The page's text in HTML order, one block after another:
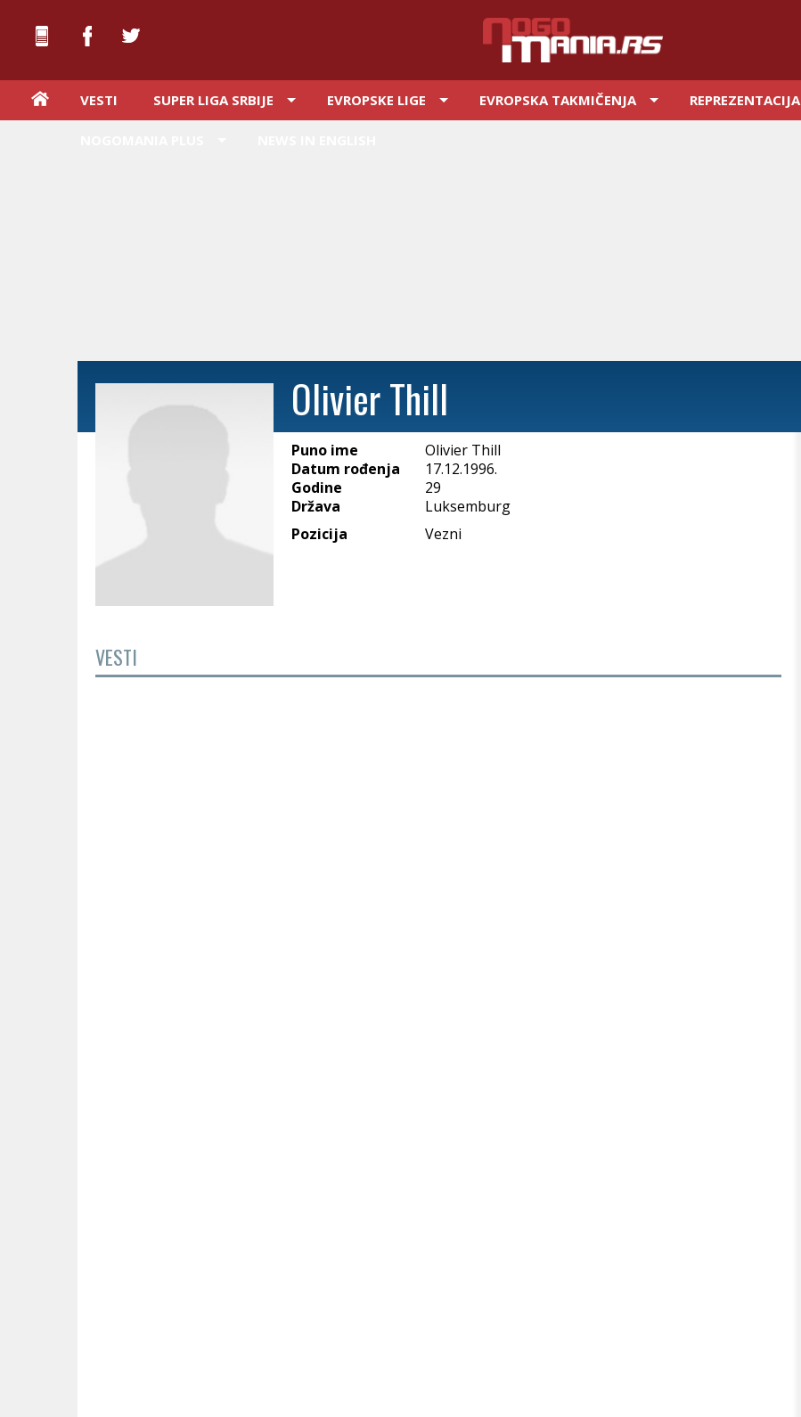
VESTI SUPER LIGA SRBIJE EVROPSKE LIGE EVROPSKA TAKMIČENJA REPREZENTACIJA
Olivier Thill
Puno ime
Olivier Thill
Datum rođenja
17.12.1996.
Godine
29
Država
Luksemburg
Pozicija
Vezni
VESTI